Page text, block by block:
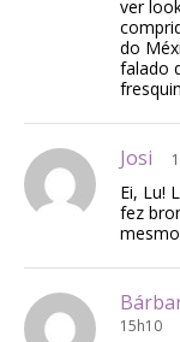
ver
do
falado
Josi
Ei, Lu!
fez
15h10